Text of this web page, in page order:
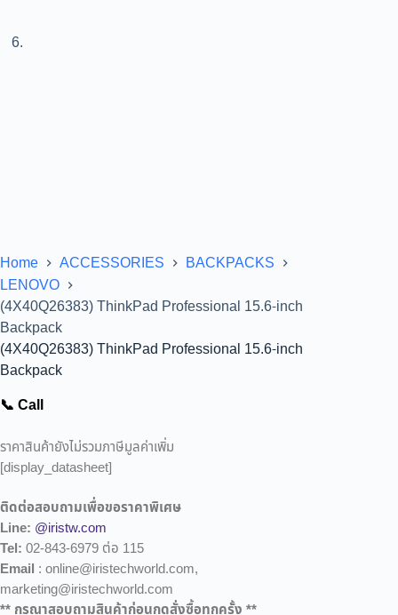
Home ACCESSORIES
BACKPACKS
LENOVO
(4X40Q26383) ThinkPad Professional 15.6-inch
Backpack
(4X40Q26383) ThinkPad Professional 15.6-inch
Backpack
📞 Call
ราคาสินค้ายังไม่รวมภาษีมูลค่าเพิ่ม
[display_datasheet]
ติดต่อสอบถามเพื่อขอราคาพิเศษ
Line: @iristw.com
Tel: 02-843-6979 ต่อ 115
Email : online@iristechworld.com,
marketing@iristechworld.com
** กรุณาสอบถามสินค้าก่อนกดสั่งซื้อทุกครั้ง **